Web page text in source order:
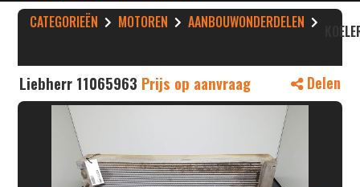
CATEGORIEËN MOTOREN AANBOUWONDERDELEN
Liebherr 11065963 Prijs op aanvraag Delen